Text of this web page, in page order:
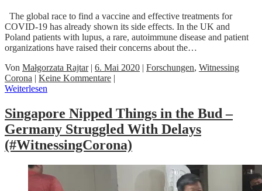
The global race to find a vaccine and effective treatments for
COVID-19 has already shown its side effects. In the UK and
Poland patients with lupus, a rare, autoimmune disease and patient
organizations have raised their concerns about the…
Von Małgorzata Rajtar| 6. Mai 2020 | Forschungen, Witnessing
Corona | Keine Kommentare |
Weiterlesen
Singapore Nipped Things in the Bud –
Germany Struggled With Delays
(#WitnessingCorona)